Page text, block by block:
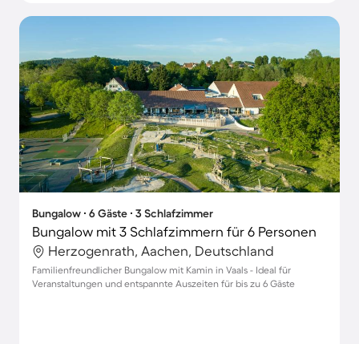
Bungalow ∙ 6 Gäste ∙ 3 Schlafzimmer
Bungalow mit 3 Schlafzimmern für 6 Personen
Herzogenrath, Aachen, Deutschland
Familienfreundlicher Bungalow mit Kamin in Vaals - Ideal für
Veranstaltungen und entspannte Auszeiten für bis zu 6 Gäste